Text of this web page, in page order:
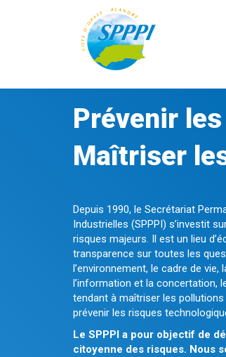
Prévenir
Maîtriser
Depuis 1990, le Secrétariat
Industrielles (SPPPI) s’investit
risques majeurs. Il est un lieu
transparence sur toutes les
l’environnement, le cadre de
l’information et la concertation,
tendant à maîtriser les
prévenir les risques
Le SPPPI a pour objectif de
citoyenne des risques. Nous